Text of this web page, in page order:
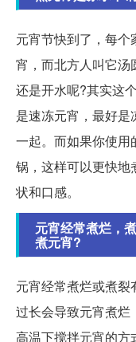
元宵节快到了，每
宵，而北方人叫它汤
还是开水呢?其实这
是速冻元宵，最好
一起。而如果你使
锅，这样可以更快
状和口感。
元宵经常煮烂，
煮元宵?
元宵经常煮烂或煮
过长会导致元宵煮烂
高温下搅拌元宵的